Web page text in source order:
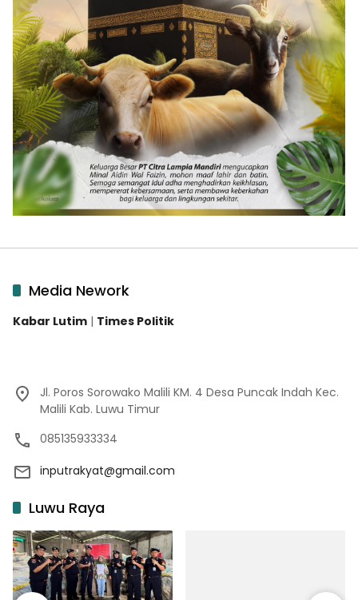
Media Nework
Kabar Lutim | Times Politik
Jl. Poros Sorowako Malili KM. 4 Desa Puncak Indah Kec.
Malili Kab. Luwu Timur
085135933334
inputrakyat@gmail.com
Luwu Raya